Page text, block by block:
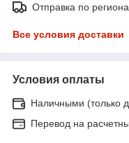
Отправка по
Все условия доставки
Условия оплаты
Наличными (только
Перевод на